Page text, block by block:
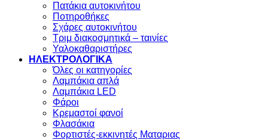
Πατάκια αυτοκινήτου
Ποτηροθήκες
Σχάρες αυτοκινήτου
Τριμ διακοσμητικά – ταινίες
Υαλοκαθαριστήρες
ΗΛΕΚΤΡΟΛΟΓΙΚΑ
Όλες οι κατηγορίες
Λαμπάκια απλά
Λαμπάκια LED
Φάροι
Κρεμαστοί φανοί
Φλασάκια
Φορτιστές-εκκινητές Ματαριας